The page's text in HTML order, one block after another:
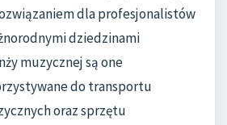
dla profesjonalistów
dziedzinami
muzycznej są one
do transportu
oraz sprzętu